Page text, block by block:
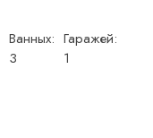
Ванных:
3
Гаражей:
1